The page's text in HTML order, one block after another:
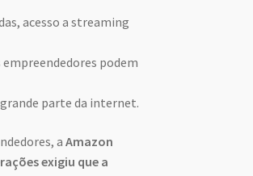
acesso a streaming
podem
parte da internet.
a Amazon
exigiu que a